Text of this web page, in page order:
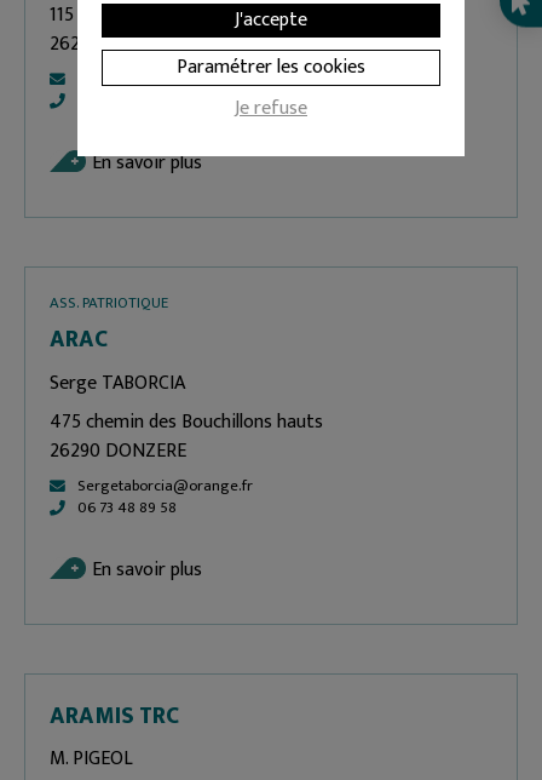
115 Allée Fernand Pellegrin
26290 DONZERE
apel.donzere@gmail.com
En savoir plus
ASS. PATRIOTIQUE
ARAC
Serge TABORCIA
475 chemin des Bouchillons hauts
26290 DONZERE
Sergetaborcia@orange.fr
06 73 48 89 58
En savoir plus
ARAMIS TRC
M. PIGEOL
J'accepte
Paramétrer les cookies
Je refuse